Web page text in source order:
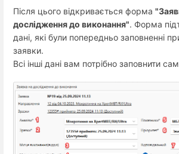
Після цього відкривається форма
дослідження до виконання". Форма
дані, які були попередньо заповненні
заявки.
Всі інші дані вам потрібно заповнити